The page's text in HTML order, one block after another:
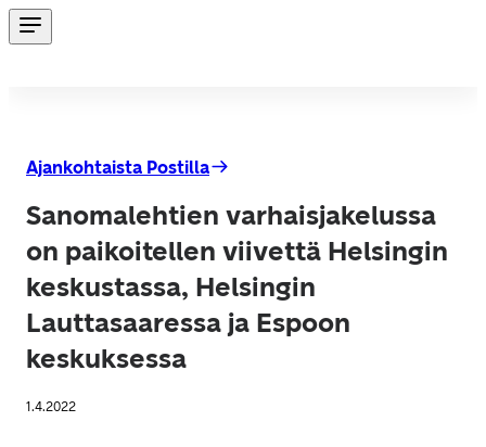
Ajankohtaista Postilla
Sanomalehtien varhaisjakelussa
on paikoitellen viivettä Helsingin
keskustassa, Helsingin
Lauttasaaressa ja Espoon
keskuksessa
1.4.2022